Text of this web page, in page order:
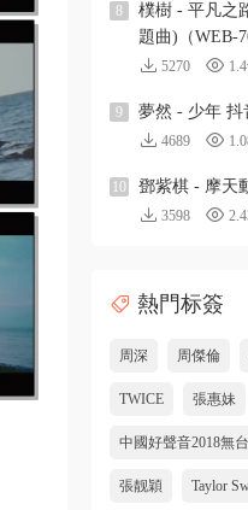
8
樸樹 - 平凡之
題曲)（WEB-
5270
9 夢然 - 少年 抖
4689
10 鄧紫棋 - 摩天
3598
熱門标簽
周深 周傑倫
TWICE 張惠妹
中國好聲音2018無
張靓穎 Taylor